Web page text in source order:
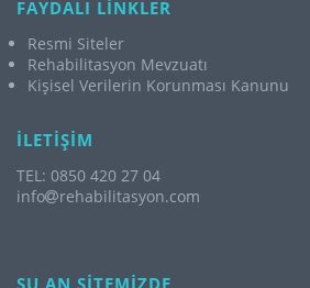
FAYDALI LİNKLER
Resmi Siteler
Rehabilitasyon Mevzuatı
Kişisel Verilerin Korunması Kanunu
İLETİŞİM
TEL: 0850 420 27 04
info
rehabilitasyon.com
ŞU AN SİTEMİZDE